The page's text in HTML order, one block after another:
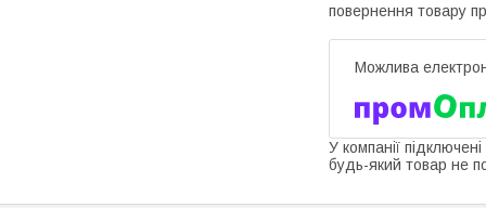
повернення товару
У компанії
будь-який товар не